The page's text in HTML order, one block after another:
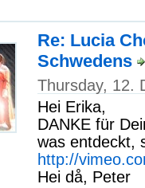
Re: Lucia
Schwedens
Thursday, 12.
Hei Erika,
DANKE für
was entdeckt,
http://
Hei då, Peter